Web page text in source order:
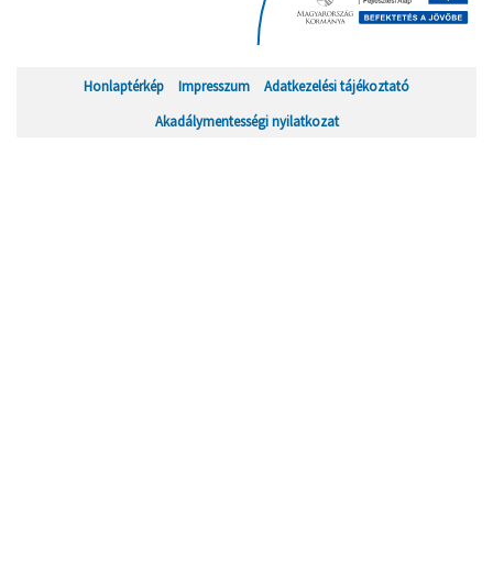
Honlaptérkép Impresszum
Adatkezelési tájékoztató
Akadálymentességi nyilatkozat